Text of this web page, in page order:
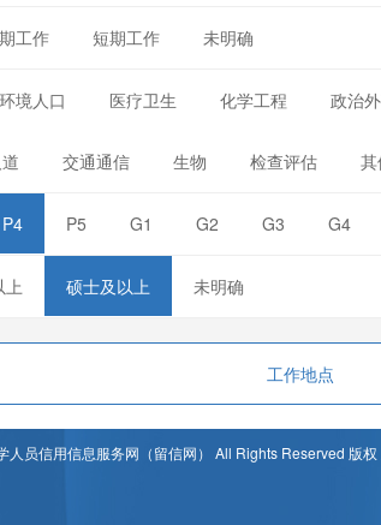
工作 短期工作 未明确
环境人口 医疗卫生 化学工程 政治
交通通信 生物 检查评估
P4 P5 G1 G2 G3 G4
上 硕士及以上 未明确
工作地点
人员信用信息服务网（留信网） All Rights Reserved 版